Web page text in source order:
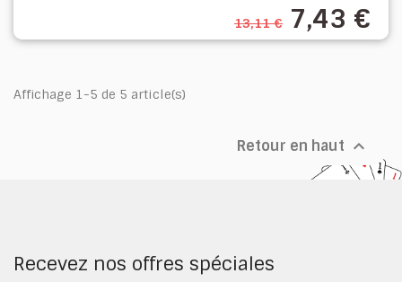
13,11 € 7,43 €
Affichage 1-5 de 5 article(s)
Retour en haut 
Recevez nos offres spéciales